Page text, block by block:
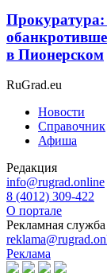
Прокуратура:
в Пионерском
RuGrad.eu
Новости
Справочник
Афиша
Редакция
info@rugrad.online
8 (4012) 309-422
О портале
Рекламная служба
Реклама